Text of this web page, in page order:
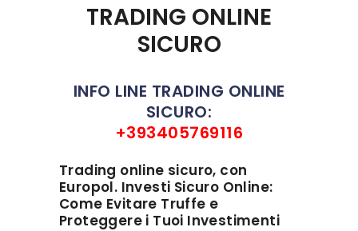
TRADING ONLINE
SICURO
INFO LINE TRADING ONLINE
SICURO:
+393405769116
Trading online sicuro, con
Europol. Investi Sicuro Online:
Come Evitare Truffe e
Proteggere i Tuoi Investimenti